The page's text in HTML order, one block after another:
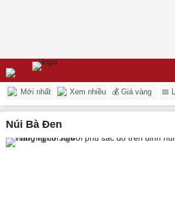
Mới nhất Xem nhiều 💰 Giá vàng 📅
núi Bà Đen